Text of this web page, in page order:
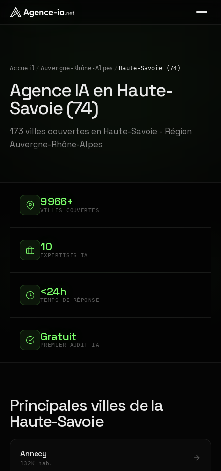
Accueil / Auvergne-Rhône-Alpes / Haute-Savoie (74)
Agence IA en Haute-
Savoie (74)
173 villes couvertes en Haute-Savoie - Région
Auvergne-Rhône-Alpes
9 966+
VILLES COUVERTES
10
EXPERTISES IA
<24h
TEMPS DE RÉPONSE
Gratuit
PREMIER AUDIT IA
Principales villes de la
Haute-Savoie
Annecy
132K hab.